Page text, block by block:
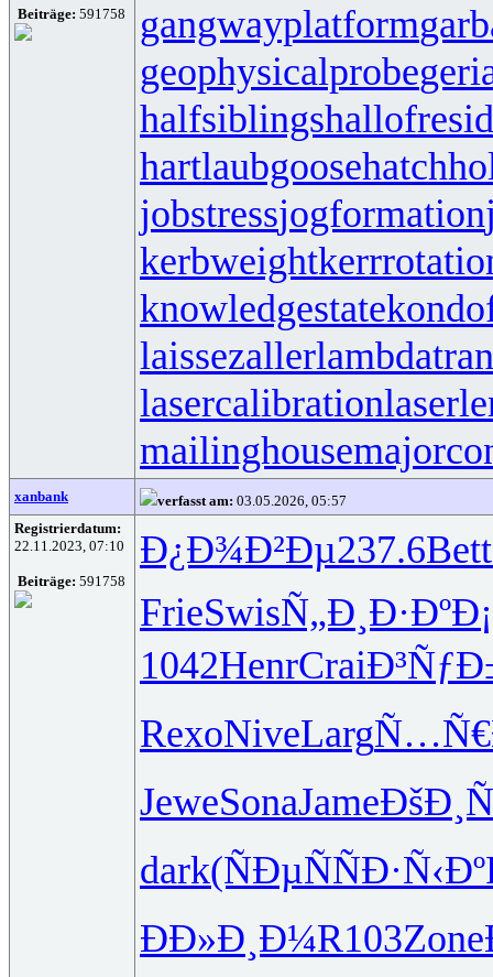
Beiträge: 591758
gangwayplatform
geophysicalprobe
halfsiblings
hartlaubgoose
jobstressjogformation
kerbweight
knowledgestate
laissezaller
lasercalibration
mailinghouse
xanbank verfasst am: 03.05.2026, 05:57
Registrierdatum:
22.11.2023, 07:10
Beiträge: 591758
Ð¿Ð¾Ð²Ðµ237.6Bett
FrieSwisÑ„Ð¸Ð·Ðº
1042HenrCrai
RexoNiveLarg
JeweSonaJame
dark(ÑÐµÑÑÐ·Ñ‹Ðº
ÐÐ»Ð¸Ð¼R103Zone